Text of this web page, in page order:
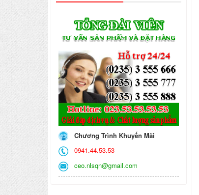
Chương Trình Khuyến Mãi
0941.44.53.53
ceo.nlsqn@gmail.com